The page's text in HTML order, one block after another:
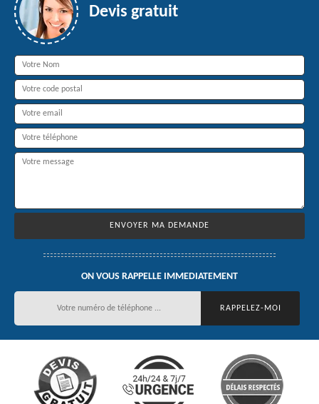
Devis gratuit
ON VOUS RAPPELLE IMMEDIATEMENT